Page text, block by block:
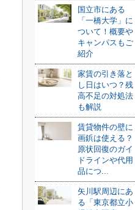
国立市にある
「一橋大学」に
ついて！概要や
キャンパスもご
紹介
家賃の引き落と
し日はいつ？残
高不足の対処法
も解説
賃貸物件の壁に
画鋲は使える？
原状回復のガイ
ドラインや代用
品につ...
矢川駅周辺にあ
る「東京都立小